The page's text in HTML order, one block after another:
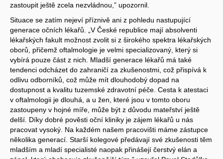
zastoupit ještě zcela nezvládnou,” upozornil.
Situace se zatím nejeví příznivě ani z pohledu nastupující
generace očních lékařů. „V České republice mají absolventi
lékařských fakult možnost zvolit si z širokého spektra lékařských
oborů, přičemž oftalmologie je velmi specializovaný, který si
vybírá pouze část z nich. Mladší generace lékařů má také
tendenci odcházet do zahraničí za zkušenostmi, což přispívá k
odlivu odborníků, což může mít dlouhodobý dopad na
dostupnost a kvalitu tuzemské zdravotní péče. Cesta k atestaci
v oftalmologii je dlouhá, a u žen, které jsou v tomto oboru
zastoupeny v hojné míře, může být z důvodu mateřství ještě
delší. Díky dobré pověsti oční kliniky je zájem lékařů u nás
pracovat vysoký. Na každém našem pracovišti máme zástupce
několika generací. Starší kolegové předávají své zkušenosti těm
mladším a mladí specialisté naopak přinášejí čerstvý elán a